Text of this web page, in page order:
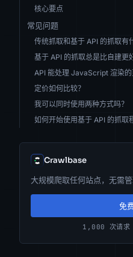
核心要点
常见问题
传统抓取和基于 API 的抓取有
基于 API 的抓取总是比自建更
API 能处理 JavaScript 渲染的
定价如何比较？
我可以同时使用两种方式吗？
如何开始使用基于 API 的抓取
Crawlbase
大规模爬取任何站点，无需管
免
1,000 次请求